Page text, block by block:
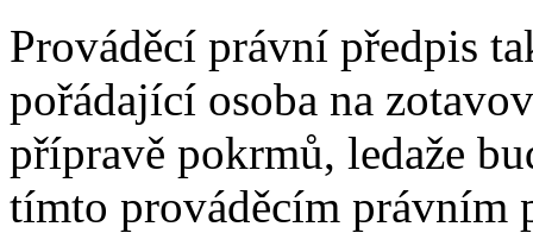
Prováděcí právní předpis
pořádající osoba na
přípravě pokrmů, ledaže
tímto prováděcím právním